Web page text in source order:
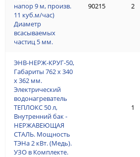
напор 9 м, произв.
11 куб.м/час)
Диаметр
всасываемых
частиц 5 мм.
ЭНВ-НЕРЖ-КРУГ-50,
Габариты 762 х 340
х 362 мм.
Электрический
водонагреватель
ТЕПЛОКС 50 л,
Внутренний бак -
НЕРЖАВЕЮЩАЯ
СТАЛЬ. Мощность
ТЭНа 2 кВт. (Медь).
УЗО в Комплекте.
90215 2
1